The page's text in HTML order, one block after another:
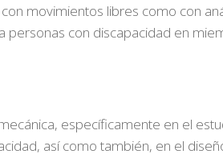
movimientos libres como con
personas con discapacidad en
específicamente en el
así como también, en el